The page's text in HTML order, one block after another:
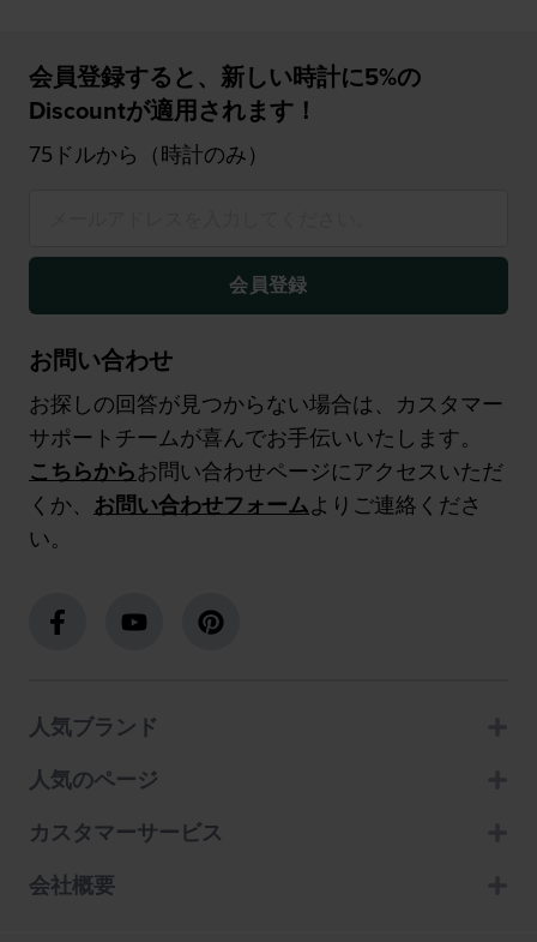
会員登録すると、新しい時計に5%の
Discountが適用されます！
75ドルから（時計のみ）
会員登録
お問い合わせ
お探しの回答が見つからない場合は、カスタマー
サポートチームが喜んでお手伝いいたします。
こちらからお問い合わせページにアクセスいただ
くか、 お問い合わせフォームよりご連絡くださ
い。
人気ブランド
人気のページ
カスタマーサービス
会社概要